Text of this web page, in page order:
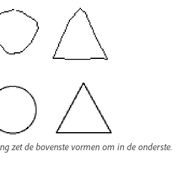
zet de bovenste vormen om in de onderste.